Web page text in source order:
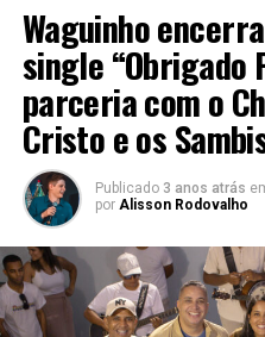
Waguinho
single “Obrigado
parceria com o
Cristo e os
Publicado 3 anos atrás
por Alisson Rodovalho